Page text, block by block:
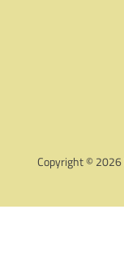
Copyright © 2026